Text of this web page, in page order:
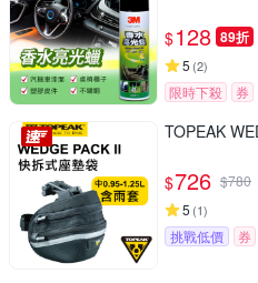
$128 89折
5 (2)
限時下殺 券
TOPEAK
$726 $780
5 (1)
挑戰低價 券